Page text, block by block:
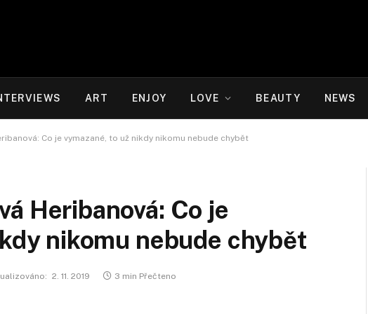
ART ENJOY LOVE BEAUTY NEWS
Co je vymazané, to už nikdy nikomu nebude chybět
Heribanová: Co je
nikomu nebude chybět
2. 11. 2019 3 min Přečteno